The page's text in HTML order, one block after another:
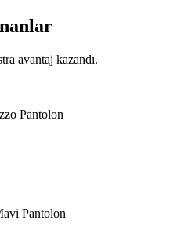
avantaj kazandı.
Pantolon
Pantolon